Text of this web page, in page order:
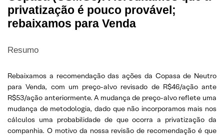
privatização é pouco provável;
rebaixamos para Venda
Resumo
Rebaixamos a recomendação das ações da Copasa de Neutro
para Venda, com um preço-alvo revisado de R$46/ação ante
R$53/ação anteriormente. A mudança de preço-alvo reflete uma
mudança de metodologia, dado que não incorporamos mais nos
cálculos uma probabilidade de que ocorra a privatização da
companhia. O motivo da nossa revisão de recomendação é que